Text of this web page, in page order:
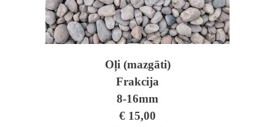
Oļi (mazgāti)
Frakcija
8-16mm
€ 15,00